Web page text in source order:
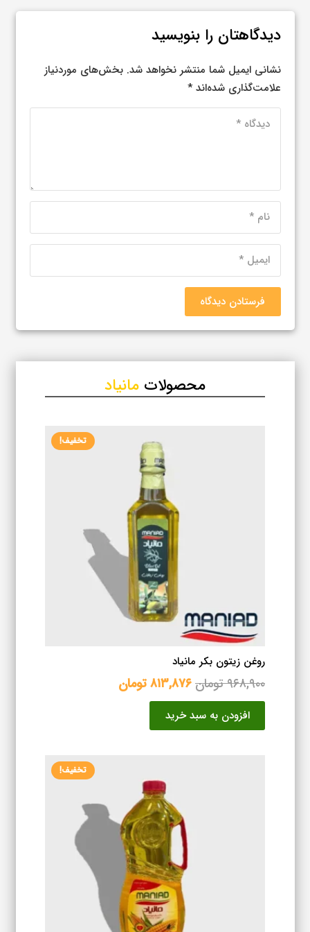
دیدگاهتان را بنویسید
نشانی ایمیل شما منتشر نخواهد شد. بخش‌های موردنیاز
علامت‌گذاری شده‌اند*
فرستادن دیدگاه
محصولات مانیاد
تخفیف!
روغن زیتون بکر مانیاد
۹۶۸,۹۰۰تومانقیمت
اصلی
بود.
۸۱۳,۸۷۶تومان
افزودن به سبد خرید
تخفیف!